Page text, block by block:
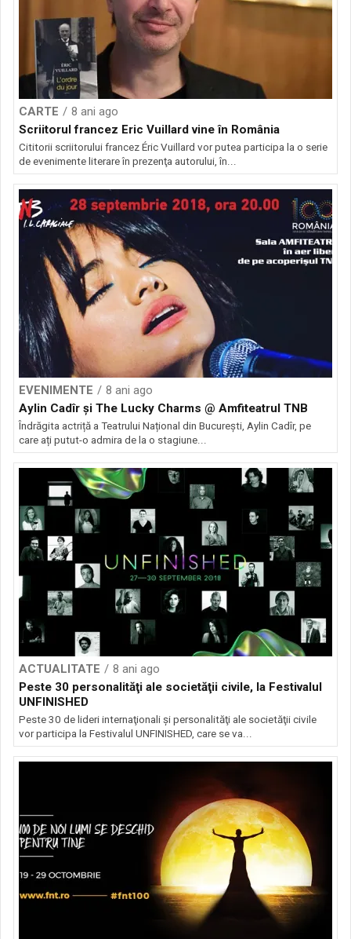
CARTE
8 ani ago
Scriitorul francez Eric Vuillard vine în România
Cititorii scriitorului francez Éric Vuillard vor putea participa la o serie
de evenimente literare în prezenţa autorului, în...
EVENIMENTE
8 ani ago
Aylin Cadîr și The Lucky Charms @ Amfiteatrul TNB
Îndrăgita actriță a Teatrului Național din București, Aylin Cadîr, pe
care ați putut-o admira de la o stagiune...
ACTUALITATE
8 ani ago
Peste 30 personalităţi ale societăţii civile, la Festivalul
UNFINISHED
Peste 30 de lideri internaţionali şi personalităţi ale societăţii civile
vor participa la Festivalul UNFINISHED, care se va...